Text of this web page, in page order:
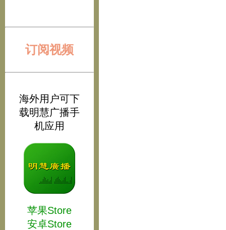
订阅视频
海外用户可下
载明慧广播手
机应用
苹果Store
安卓Store